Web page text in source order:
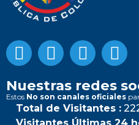
Nuestras redes
Estos No son canales oficiales
Total de Visitantes :